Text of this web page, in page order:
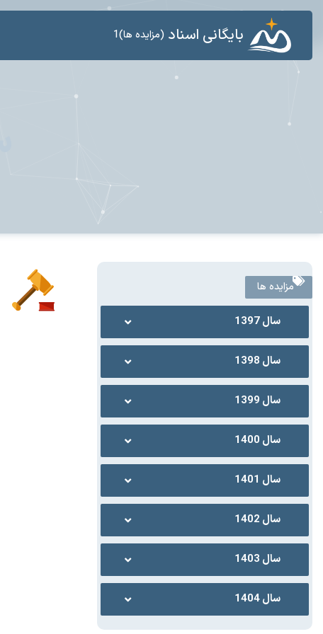
بایگانی اسناد (مزایده ها)1
مزایده ها
سال 1397
سال 1398
سال 1399
سال 1400
سال 1401
سال 1402
سال 1403
سال 1404